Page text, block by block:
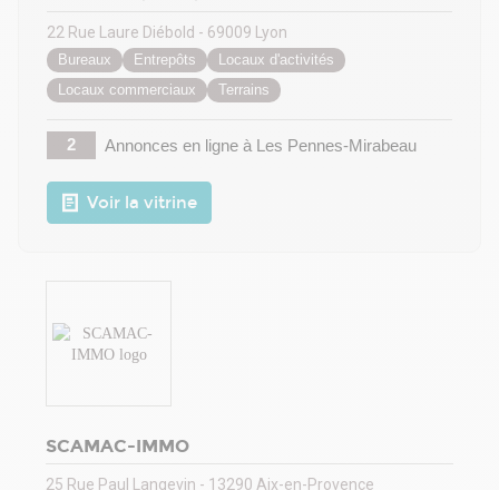
22 Rue Laure Diébold - 69009 Lyon
Bureaux Entrepôts
Locaux d'activités
Locaux commerciaux
Terrains
2 Annonces en ligneà Les Pennes-Mirabeau
Voir la vitrine
SCAMAC-IMMO
25 Rue Paul Langevin - 13290 Aix-en-Provence